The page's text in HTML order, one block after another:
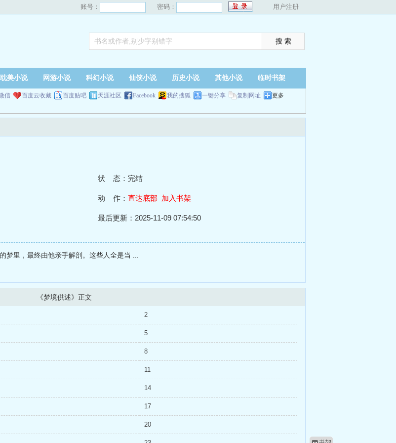
账号： 密码： 用户注册
耽美小说 网游小说 科幻小说 仙侠小说 历史小说 其他小说 临时书架
信 百度云收藏 百度贴吧 天涯社区 Facebook 我的搜狐 一键分享 复制网址 更多
状 态：完结
动 作： 直达底部 加入书架
最后更新：2025-11-09 07:54:50
里，最终由他亲手解剖。这些人全是当 ...
《梦境供述》正文
2
5
8
11
14
17
20